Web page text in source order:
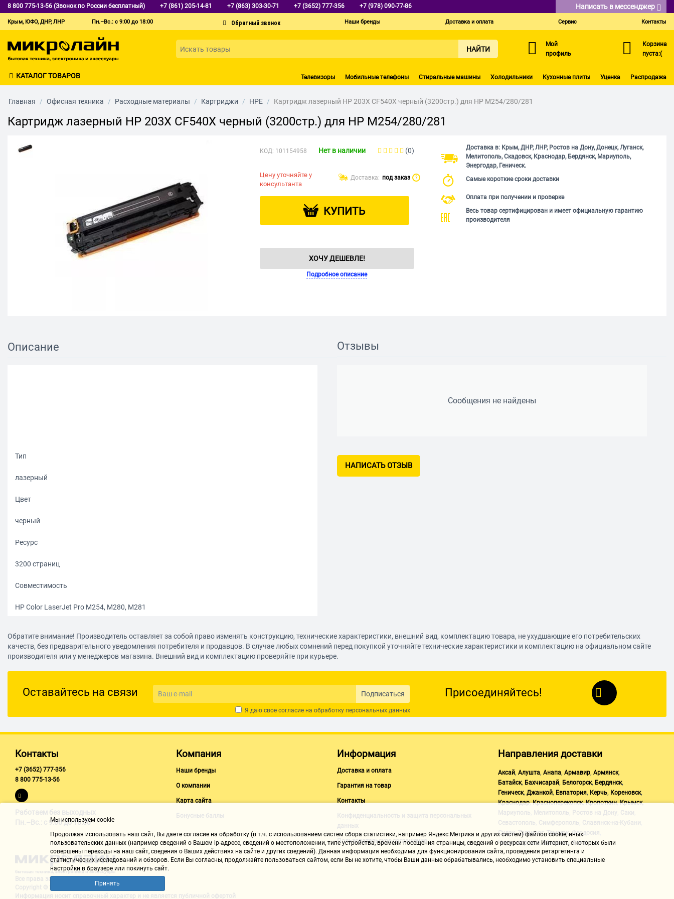
8 800 775-13-56 (Звонок по России бесплатный) +7 (861) 205-14-81 +7 (863) 303-30-71 +7 (3652) 777-356 +7 (978) 090-77-86 Написать в мессенджер
Крым, ЮФО, ДНР, ЛНР Пн.–Вс.: с 9:00 до 18:00 Наши бренды Доставка и оплата Сервис Контакты
НАЙТИ
Мой
профиль
Корзина
пуста:(
КАТАЛОГ ТОВАРОВ Телевизоры Мобильные телефоны Стиральные машины Холодильники Кухонные плиты Уценка Распродажа
Главная / Офисная техника / Расходные материалы / Картриджи / HPE / Картридж лазерный HP 203X CF540X черный (3200стр.) для HP M254/280/281
Картридж лазерный HP 203X CF540X черный (3200стр.) для HP M254/280/281
КОД: 101154958 Нет в наличии (0)
Цену уточняйте у
консультанта
Доставка: под заказ ?
КУПИТЬ
ХОЧУ ДЕШЕВЛЕ!
Подробное описание
Доставка в: Крым, ДНР, ЛНР, Ростов на Дону, Донецк, Луганск,
Мелитополь, Скадовск, Краснодар, Бердянск, Мариуполь,
Энергодар, Геническ.
Самые короткие сроки доставки
Оплата при получении и проверке
Весь товар сертифицирован и имеет официальную гарантию
производителя
Описание
Тип
лазерный
Цвет
черный
Ресурс
3200 страниц
Совместимость
HP Color LaserJet Pro M254, M280, M281
CF540X
Отзывы
Сообщения не найдены
НАПИСАТЬ ОТЗЫВ
Обратите внимание! Производитель оставляет за собой право изменять конструкцию, технические характеристики, внешний вид, комплектацию товара, не ухудшающие его потребительских
качеств, без предварительного уведомления потребителя и продавцов. В случае любых сомнений перед покупкой уточняйте технические характеристики и комплектацию на официальном сайте
производителя или у менеджеров магазина. Внешний вид и комплектацию проверяйте при курьере.
Оставайтесь на связи Подписаться
Я даю свое согласие на обработку персональных данных
Присоединяйтесь!
Контакты
+7 (3652) 777-356
8 800 775-13-56
Работаем без выходных
Пн.–Вс.: с 9:00 до 18:00
Компания
Наши бренды
О компании
Карта сайта
Бонусные баллы
Информация
Доставка и оплата
Гарантия на товар
Контакты
Конфиденциальность и защита персональных
данных
Пользовательское соглашение
Направления доставки
Аксай, Алушта, Анапа, Армавир, Армянск,
Батайск, Бахчисарай, Белогорск, Бердянск,
Геническ, Джанкой, Евпатория, Керчь, Кореновск,
Краснодар,Красноперекопск,Кропоткин,Крымск,
Мариуполь Мелитополь Ростов на Дону Саки
Севастополь Симферополь Славянск-на-Кубани
Судак,Таганрог,Темрюк,Феодосия
Черноморское ,Щелкино,Ялта
Все права защищены "Микролайн"
Copyright © 2002-2026
Информация носит справочный характер и не является публичной офертой
Мы используем cookie
Продолжая использовать наш cайт, Вы даете согласие на обработку (в т.ч. с использованием систем сбора статистики, например Яндекс.Метрика и других систем) файлов cookie, иных
пользовательских данных (например сведений о Вашем ip-адресе, сведений о местоположении, типе устройства, времени посещения страницы, сведений о ресурсах сети Интернет, с которых были
совершены переходы на наш сайт, сведения о Ваших действиях на сайте и других сведений). Данная информация необходима для функционирования сайта, проведения ретаргетинга и
статистических исследований и обзоров. Если Вы согласны, продолжайте пользоваться сайтом, если Вы не хотите, чтобы Ваши данные обрабатывались, необходимо установить специальные
настройки в браузере или покинуть сайт.
Принять